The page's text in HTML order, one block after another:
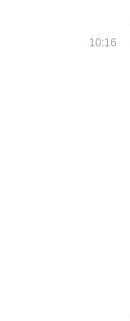
10:16